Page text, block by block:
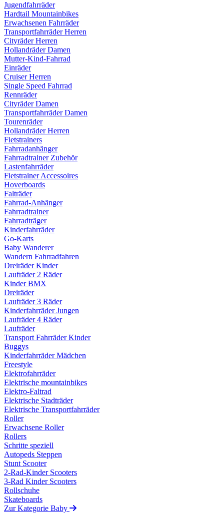
Jugendfahrräder
Hardtail Mountainbikes
Erwachsenen Fahrräder
Transportfahrräder Herren
Cityräder Herren
Hollandräder Damen
Mutter-Kind-Fahrrad
Einräder
Cruiser Herren
Single Speed Fahrrad
Rennräder
Cityräder Damen
Transportfahrräder Damen
Tourenräder
Hollandräder Herren
Fietstrainers
Fahrradanhänger
Fahrradtrainer Zubehör
Lastenfahrräder
Fietstrainer Accessoires
Hoverboards
Falträder
Fahrrad-Anhänger
Fahrradtrainer
Fahrradträger
Kinderfahrräder
Go-Karts
Baby Wanderer
Wandern Fahrradfahren
Dreiräder Kinder
Laufräder 2 Räder
Kinder BMX
Dreiräder
Laufräder 3 Räder
Kinderfahrräder Jungen
Laufräder 4 Räder
Laufräder
Transport Fahrräder Kinder
Buggys
Kinderfahrräder Mädchen
Freestyle
Elektrofahrräder
Elektrische mountainbikes
Elektro-Faltrad
Elektrische Stadträder
Elektrische Transportfahrräder
Roller
Erwachsene Roller
Rollers
Schritte speziell
Autopeds Steppen
Stunt Scooter
2-Rad-Kinder Scooters
3-Rad Kinder Scooters
Rollschuhe
Skateboards
Zur Kategorie Baby